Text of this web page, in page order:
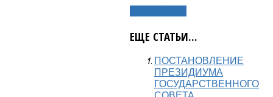
ЕЩЕ СТАТЬИ...
ПОСТАНОВЛЕНИЕ
ПРЕЗИДИУМА
ГОСУДАРСТВЕННОГО